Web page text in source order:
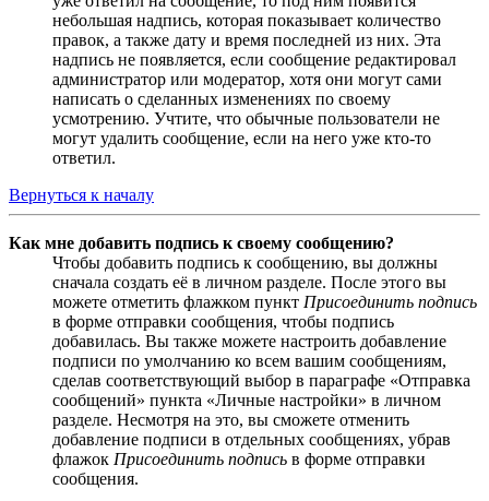
небольшая надпись, которая показывает количество
правок, а также дату и время последней из них. Эта
надпись не появляется, если сообщение редактировал
администратор или модератор, хотя они могут сами
написать о сделанных изменениях по своему
усмотрению. Учтите, что обычные пользователи не
могут удалить сообщение, если на него уже кто-то
ответил.
Вернуться к началу
Как мне добавить подпись к своему сообщению?
Чтобы добавить подпись к сообщению, вы должны
сначала создать её в личном разделе. После этого вы
можете отметить флажком пункт Присоединить подпись
в форме отправки сообщения, чтобы подпись
добавилась. Вы также можете настроить добавление
подписи по умолчанию ко всем вашим сообщениям,
сделав соответствующий выбор в параграфе «Отправка
сообщений» пункта «Личные настройки» в личном
разделе. Несмотря на это, вы сможете отменить
добавление подписи в отдельных сообщениях, убрав
флажок Присоединить подпись в форме отправки
сообщения.